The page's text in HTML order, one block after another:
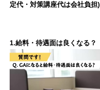
定代・対策講座代は会社負担)
1.給料・待遇面は良くなる？